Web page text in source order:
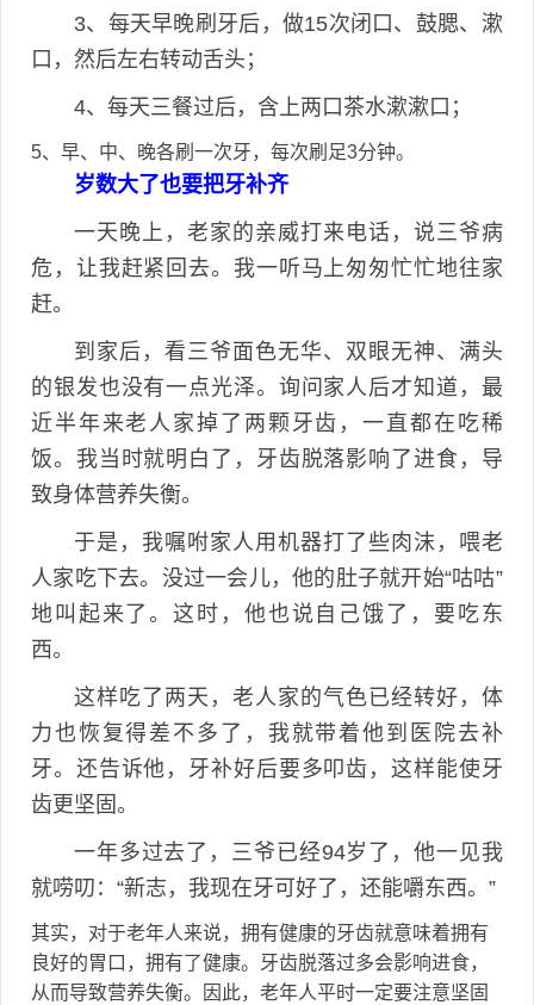
3、每天早晚刷牙后，做15次闭口、鼓腮、漱
口，然后左右转动舌头；
4、每天三餐过后，含上两口茶水漱漱口；
5、早、中、晚各刷一次牙，每次刷足3分钟。
岁数大了也要把牙补齐
一天晚上，老家的亲威打来电话，说三爷病
危，让我赶紧回去。我一听马上匆匆忙忙地往家
赶。
到家后，看三爷面色无华、双眼无神、满头
的银发也没有一点光泽。询问家人后才知道，最
近半年来老人家掉了两颗牙齿，一直都在吃稀
饭。我当时就明白了，牙齿脱落影响了进食，导
致身体营养失衡。
于是，我嘱咐家人用机器打了些肉沫，喂老
人家吃下去。没过一会儿，他的肚子就开始“咕咕”
地叫起来了。这时，他也说自己饿了，要吃东
西。
这样吃了两天，老人家的气色已经转好，体
力也恢复得差不多了，我就带着他到医院去补
牙。还告诉他，牙补好后要多叩齿，这样能使牙
齿更坚固。
一年多过去了，三爷已经94岁了，他一见我
就唠叨：“新志，我现在牙可好了，还能嚼东西。”
其实，对于老年人来说，拥有健康的牙齿就意味着拥有
良好的胃口，拥有了健康。牙齿脱落过多会影响进食，
从而导致营养失衡。因此，老年人平时一定要注意坚固